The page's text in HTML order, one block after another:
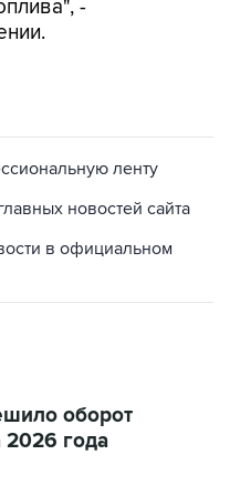
новостей сайта
в официальном
года